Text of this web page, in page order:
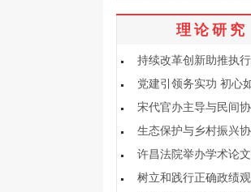
理论研究
持续改革创新助推执
增效党建引领务实功 初心
宋代官办主导与民间
救助格局
生态保护与乡村振兴
困境及司法路径
许昌法院举办学术论
研讨会树立和践行正确政绩